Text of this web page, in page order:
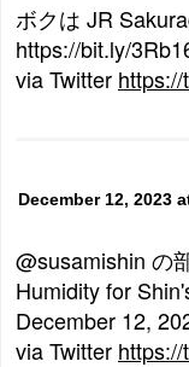
ボクは JR
https://bit.ly/
via Twitter
December 12, 2023
@susamishin の
Humidity for
December 12,
via Twitter